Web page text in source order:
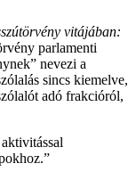
vitájában:
parlamenti
nevezi a
sincs kiemelve,
adó frakcióról,